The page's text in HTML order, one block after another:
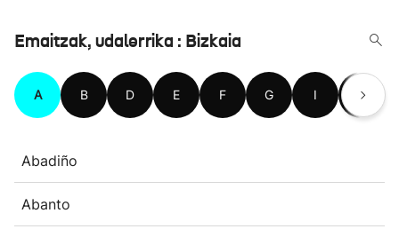
Emaitzak, udalerrika : Bizkaia
A B D E F G I J
Abadiño
Abanto